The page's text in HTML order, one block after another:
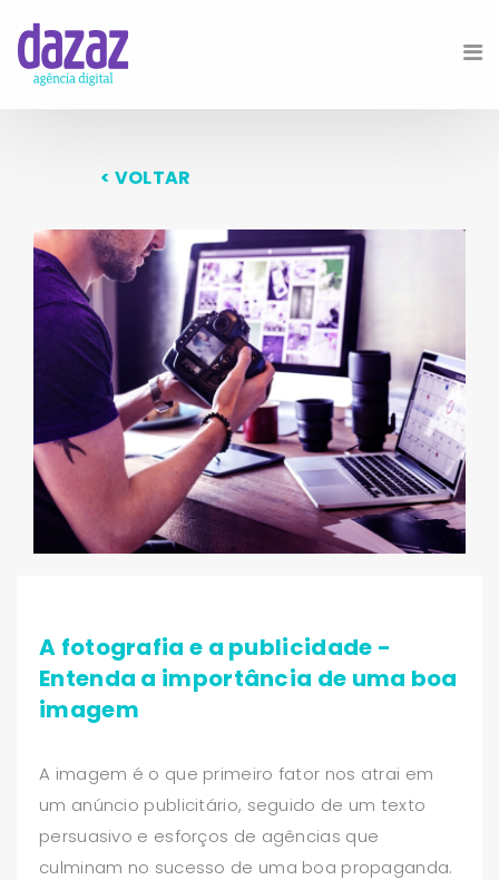
< VOLTAR
A fotografia e a publicidade -
Entenda a importância de uma boa
imagem
A imagem é o que primeiro fator nos atrai em
um anúncio publicitário, seguido de um texto
persuasivo e esforços de agências que
culminam no sucesso de uma boa propaganda.